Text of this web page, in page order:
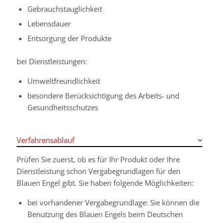
Gebrauchstauglichkeit
Lebensdauer
Entsorgung der Produkte
bei Dienstleistungen:
Umweltfreundlichkeit
besondere Berücksichtigung des Arbeits- und
Gesundheitsschutzes
Verfahrensablauf
Prüfen Sie zuerst, ob es für Ihr Produkt oder Ihre
Dienstleistung schon Vergabegrundlagen für den
Blauen Engel gibt. Sie haben folgende Möglichkeiten:
bei vorhandener Vergabegrundlage: Sie können die
Benutzung des Blauen Engels beim Deutschen